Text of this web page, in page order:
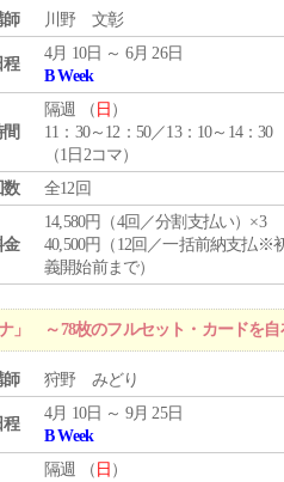
師 川野 文彰
程
4月 10日 ～ 6月 26日
B Week
間
隔週 （ 日 ）
11：30～12：50／13：10～14：30
（1日2コマ）
数
全12回
金
14,580円（4回／分割支払い）×3
40,500円（12回／一括前納支払※
義開始前まで）
」 ～78枚のフルセット・カードを自
師 狩野 みどり
程
4月 10日 ～ 9月 25日
B Week
隔週 （ 日 ）